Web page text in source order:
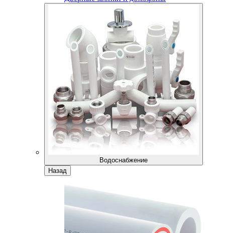
Водоснабжение
Назад